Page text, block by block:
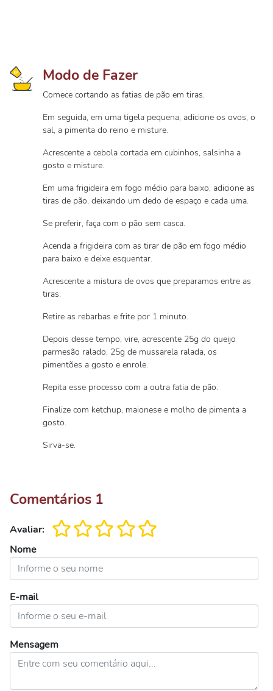
Modo de Fazer
Comece cortando as fatias de pão em tiras.
Em seguida, em uma tigela pequena, adicione os ovos, o
sal, a pimenta do reino e misture.
Acrescente a cebola cortada em cubinhos, salsinha a
gosto e misture.
Em uma frigideira em fogo médio para baixo, adicione as
tiras de pão, deixando um dedo de espaço e cada uma.
Se preferir, faça com o pão sem casca.
Acenda a frigideira com as tirar de pão em fogo médio
para baixo e deixe esquentar.
Acrescente a mistura de ovos que preparamos entre as
tiras.
Retire as rebarbas e frite por 1 minuto.
Depois desse tempo, vire, acrescente 25g do queijo
parmesão ralado, 25g de mussarela ralada, os
pimentões a gosto e enrole.
Repita esse processo com a outra fatia de pão.
Finalize com ketchup, maionese e molho de pimenta a
gosto.
Sirva-se.
Comentários 1
Avaliar:
Nome
E-mail
Mensagem